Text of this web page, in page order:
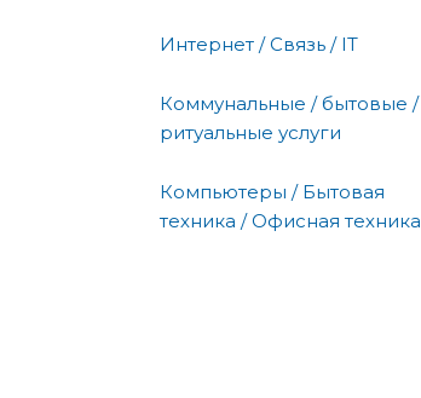
Интернет / Связь / IT
Коммунальные / бытовые /
ритуальные услуги
Компьютеры / Бытовая
техника / Офисная техника